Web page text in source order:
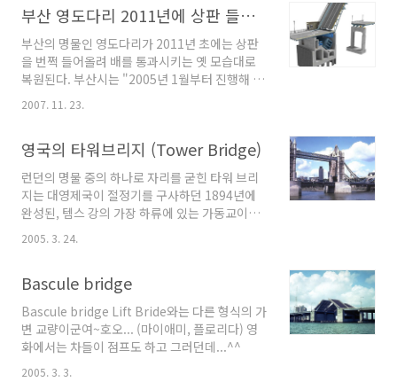
둘은 뉴햄프셔 대학교 토목공학과 동창이라고...
사진을 보시면 알겠지만 청혼한 순간은 Lifting
Bridge의 중앙경간이 가동하여 가장 높이 올라
갔을 때였다고 합니다. 이를 위해 Dan Del Tufo
는 뉴햄프셔 교통국(New Hampshire
Department of Transportation)에 이를 허
want you to aggravat..
부산 영도다리 2011년에 상판 들린다
부산의 명물인 영도다리가 2011년 초에는 상판
을 번쩍 들어올려 배를 통과시키는 옛 모습대로
복원된다. 부산시는 "2005년 1월부터 진행해 온
영도다리 확장복원을 위한 설계와 공사일정을 확
정했다"고 22일 밝혔다. 새 영도다리는 기존 다
설된다. 다만 원활한 차량소통을 위해 현재의 왕
복 4차로를 6차로로 넓히고 다리 아래로 통행하
는 선박의 대형화 추세에 맞춰 상판이 현재보다
조금 높게 설치된다. 새 영도다리 설계에 따르면
다리의 길이는 214.7ｍ로 현재와 같고 폭은 18.3
ｍ에서 24.3ｍ로 넓어진다. 또 수면에서 다리 상
8.19~8.53ｍ로 최대 1.3ｍ 높아진다. 새 영도다
리는 문화재로 지정된 기존 다리의 ..
2007. 11. 23.
영국의 타워브리지 (Tower Bridge)
런던의 명물 중의 하나로 자리를 굳힌 타워 브리
지는 대영제국이 절정기를 구사하던 1894년에
완성된, 템스 강의 가장 하류에 있는 가동교이다.
교역선이 지나갈 때는 90초 동안 다리가 팔(八)
자 모양으로 열리는데, 전성기 때는 한 달에 700
교통량이 증가함에 따라 가동 부분을 여는 횟수
를 줄여 1주일에 3~4회 정도만 개폐되고 있다.
템스 강의 다리 중에서 가장 멋진 자태를 자랑하
는 타워 브리지는 완공 이후 단 한 번도 고장 나지
않은 것으로도 유명한데, 뜻밖에도 건축 당시에
는 예술주의자들과 엔지니어의 조소를 받기도 했
2005. 3. 24.
Bascule bridge
Bascule bridge Lift Bride와는 다른 형식의 가
변 교량이군여~호오... (마이애미, 플로리다) 영
화에서는 차들이 점프도 하고 그러던데...^^
2005. 3. 3.